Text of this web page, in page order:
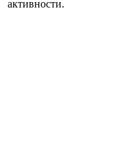
активности.